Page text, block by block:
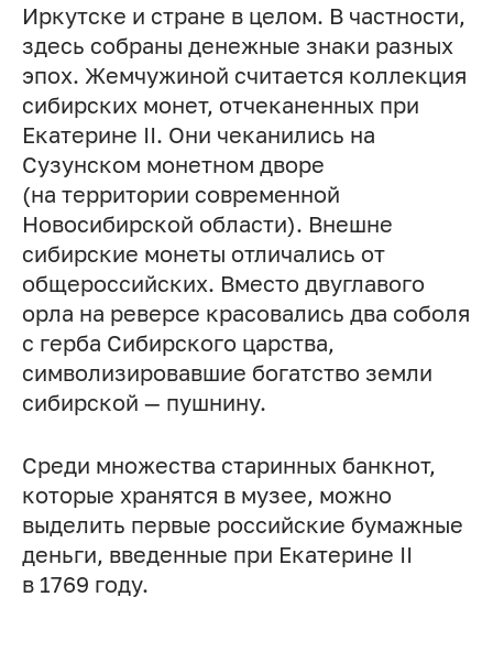
Иркутске и стране в целом. В частности,
здесь собраны денежные знаки разных
эпох. Жемчужиной считается коллекция
сибирских монет, отчеканенных при
Екатерине II. Они чеканились на
Сузунском монетном дворе
(на территории современной
Новосибирской области). Внешне
сибирские монеты отличались от
общероссийских. Вместо двуглавого
орла на реверсе красовались два соболя
с герба Сибирского царства,
символизировавшие богатство земли
сибирской — пушнину.
Среди множества старинных банкнот,
которые хранятся в музее, можно
выделить первые российские бумажные
деньги, введенные при Екатерине II
в 1769 году.